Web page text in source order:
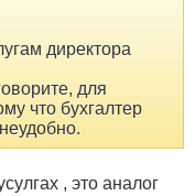
директора
для
что бухгалтер
, это аналог